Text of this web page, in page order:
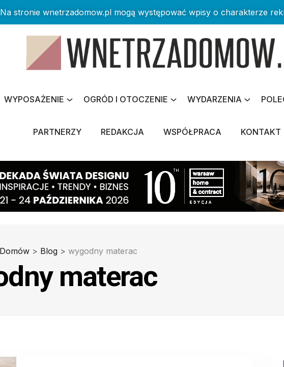
Na stronie wnetrzadomow.pl mogą występować wpisy o charakterze
WYPOSAŻENIE OGRÓD I OTOCZENIE WYDARZENIA
PARTNERZY REDAKCJA WSPÓŁPRACA KONTAKT
> Blog > wygodny materac
materac